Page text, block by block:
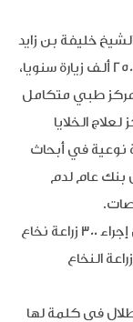
خليفة بن زايد
آل نهيان، فيتكون من عشرة طوابق تستوعب 250 ألف زيارة سنويا،
طبي متكامل
الخلايا
نوعية في أبحاث
بنك عام لدم
ومن شأن التوسعة الجديدة تمكين المركز من إجراء 300 زراعة نخاع
النخاع
طلال في كلمة لها